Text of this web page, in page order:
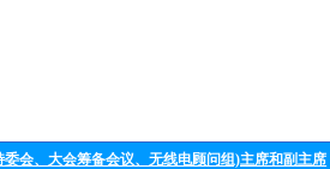
会、大会筹备会议、无线电顾问组)主席和副主席